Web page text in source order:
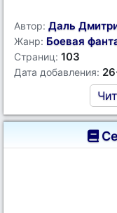
Автор: Даль
Жанр: Боевая
Страниц: 103
Дата добавления: